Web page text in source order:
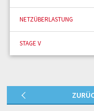
NETZÜBERLASTUNG
STAGE V